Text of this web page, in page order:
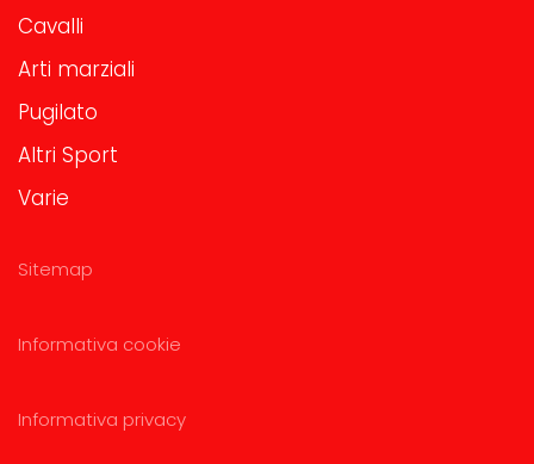
Cavalli
Arti marziali
Pugilato
Altri Sport
Varie
Sitemap
Informativa cookie
Informativa privacy